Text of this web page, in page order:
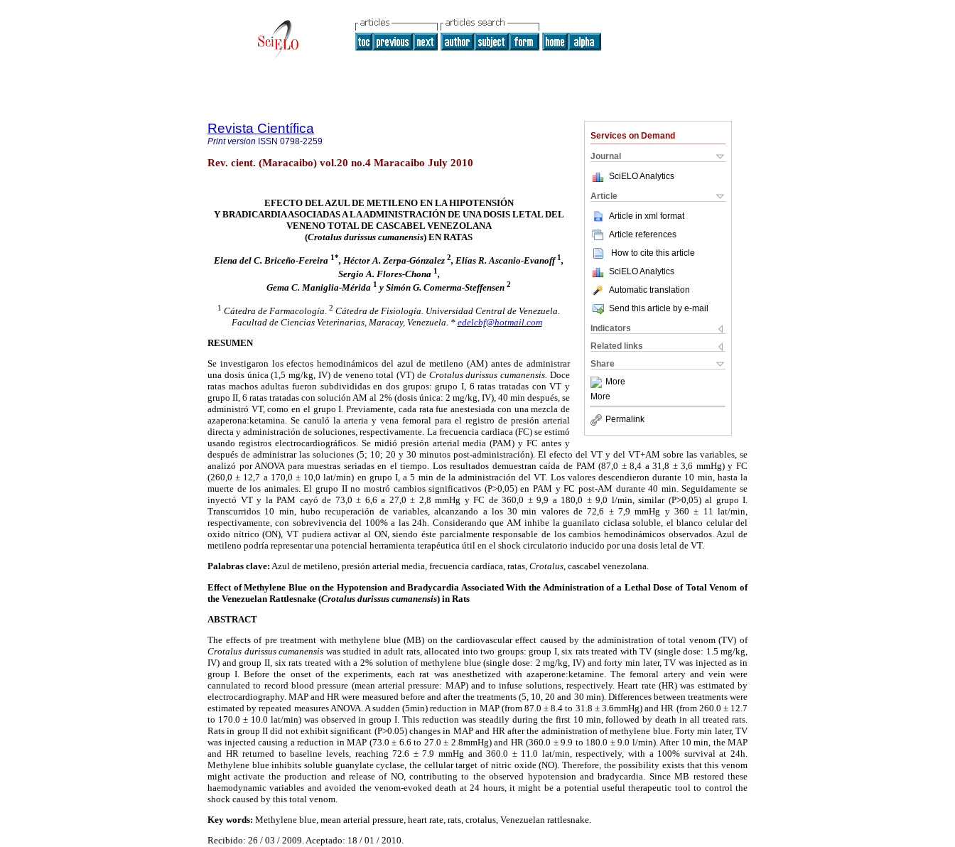
Services on Demand
Journal
SciELO Analytics
Article
Article in xml format
Article references
How to cite this article
SciELO Analytics
Automatic translation
Send this article by e-mail
Indicators
Related links
Share
More
More
Permalink
Revista Científica
Print version ISSN 0798-2259
Rev. cient. (Maracaibo) vol.20 no.4 Maracaibo July 2010
EFECTO DEL AZUL DE METILENO EN LA HIPOTENSIÓN
Y BRADICARDIA ASOCIADAS A LA ADMINISTRACIÓN DE UNA DOSIS LETAL DEL
VENENO TOTAL DE CASCABEL VENEZOLANA
(Crotalus durissus cumanensis) EN RATAS
Elena del C. Briceño-Fereira 1*, Héctor A. Zerpa-Gónzalez 2, Elías R. Ascanio-Evanoff1,
Sergio A. Flores-Chona 1,
Gema C. Maniglia-Mérida 1 y Simón G. Comerma-Steffensen 2
1 Cátedra de Farmacología. 2 Cátedra de Fisiología. Universidad Central de Venezuela.
Facultad de Ciencias Veterinarias, Maracay, Venezuela. * edelcbf@hotmail.com
RESUMEN
Se investigaron los efectos hemodinámicos del azul de metileno (AM) antes de administrar
una dosis única (1,5 mg/kg, IV) de veneno total (VT) de Crotalus durissus cumanensis. Doce
ratas machos adultas fueron subdivididas en dos grupos: grupo I, 6 ratas tratadas con VT y
grupo II, 6 ratas tratadas con solución AM al 2% (dosis única: 2 mg/kg, IV), 40 min después, se
administró VT, como en el grupo I. Previamente, cada rata fue anestesiada con una mezcla de
azaperona:ketamina. Se canuló la arteria y vena femoral para el registro de presión arterial
directa y administración de soluciones, respectivamente. La frecuencia cardiaca (FC) se estimó
usando registros electrocardiográficos. Se midió presión arterial media (PAM) y FC antes y
después de administrar las soluciones (5; 10; 20 y 30 minutos post-administración). El efecto del VT y del VT+AM sobre las variables, se
analizó por ANOVA para muestras seriadas en el tiempo. Los resultados demuestran caída de PAM (87,0 ± 8,4 a 31,8 ± 3,6 mmHg) y FC
(260,0 ± 12,7 a 170,0 ± 10,0 lat/min) en grupo I, a 5 min de la administración del VT. Los valores descendieron durante 10 min, hasta la
muerte de los animales. El grupo II no mostró cambios significativos (P>0,05) en PAM y FC post-AM durante 40 min. Seguidamente se
inyectó VT y la PAM cayó de 73,0 ± 6,6 a 27,0 ± 2,8 mmHg y FC de 360,0 ± 9,9 a 180,0 ± 9,0 l/min, similar (P>0,05) al grupo I.
Transcurridos 10 min, hubo recuperación de variables, alcanzando a los 30 min valores de 72,6 ± 7,9 mmHg y 360 ± 11 lat/min,
respectivamente, con sobrevivencia del 100% a las 24h. Considerando que AM inhibe la guanilato ciclasa soluble, el blanco celular del
oxido nítrico (ON), VT pudiera activar al ON, siendo éste parcialmente responsable de los cambios hemodinámicos observados. Azul de
metileno podría representar una potencial herramienta terapéutica útil en el shock circulatorio inducido por una dosis letal de VT.
Palabras clave: Azul de metileno, presión arterial media, frecuencia cardíaca, ratas, Crotalus, cascabel venezolana.
Effect of Methylene Blue on the Hypotension and Bradycardia Associated With the Administration of a Lethal Dose of Total Venom of
the Venezuelan Rattlesnake (Crotalus durissus cumanensis) in Rats
ABSTRACT
The effects of pre treatment with methylene blue (MB) on the cardiovascular effect caused by the administration of total venom (TV) of
Crotalus durissus cumanensis was studied in adult rats, allocated into two groups: group I, six rats treated with TV (single dose: 1.5 mg/kg,
IV) and group II, six rats treated with a 2% solution of methylene blue (single dose: 2 mg/kg, IV) and forty min later, TV was injected as in
group I. Before the onset of the experiments, each rat was anesthetized with azaperone:ketamine. The femoral artery and vein were
cannulated to record blood pressure (mean arterial pressure: MAP) and to infuse solutions, respectively. Heart rate (HR) was estimated by
electrocardiography. MAP and HR were measured before and after the treatments (5, 10, 20 and 30 min). Differences between treatments were
estimated by repeated measures ANOVA. A sudden (5min) reduction in MAP (from 87.0 ± 8.4 to 31.8 ± 3.6mmHg) and HR (from 260.0 ± 12.7
to 170.0 ± 10.0 lat/min) was observed in group I. This reduction was steadily during the first 10 min, followed by death in all treated rats.
Rats in group II did not exhibit significant (P>0.05) changes in MAP and HR after the administration of methylene blue. Forty min later, TV
was injected causing a reduction in MAP (73.0 ± 6.6 to 27.0 ± 2.8mmHg) and HR (360.0 ± 9.9 to 180.0 ± 9.0 l/min). After 10 min, the MAP
and HR returned to baseline levels, reaching 72.6 ± 7.9 mmHg and 360.0 ± 11.0 lat/min, respectively, with a 100% survival at 24h.
Methylene blue inhibits soluble guanylate cyclase, the cellular target of nitric oxide (NO). Therefore, the possibility exists that this venom
might activate the production and release of NO, contributing to the observed hypotension and bradycardia. Since MB restored these
haemodynamic variables and avoided the venom-evoked death at 24 hours, it might be a potential useful therapeutic tool to control the
shock caused by this total venom.
Key words: Methylene blue, mean arterial pressure, heart rate, rats, crotalus, Venezuelan rattlesnake.
Recibido: 26 / 03 / 2009. Aceptado: 18 / 01 / 2010.